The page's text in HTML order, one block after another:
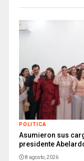
POLITICA
Asumieron sus
presidente
8 agosto, 2026